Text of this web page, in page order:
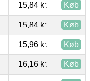
15,84 kr. Køb
15,84 kr. Køb
15,96 kr. Køb
16,16 kr. Køb